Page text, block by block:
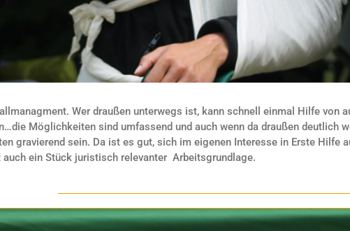
Wer draußen unterwegs ist, kann schnell einmal Hilfe von
Möglichkeiten sind umfassend und auch wenn da draußen deutlich
gravierend sein. Da ist es gut, sich im eigenen Interesse in Erste Hilfe
ein Stück juristisch relevanter Arbeitsgrundlage.